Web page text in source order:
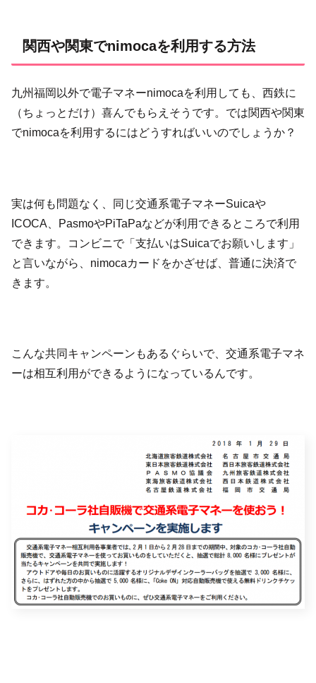
関西や関東でnimocaを利用する方法
九州福岡以外で電子マネーnimocaを利用しても、西鉄に
（ちょっとだけ）喜んでもらえそうです。では関西や関東
でnimocaを利用するにはどうすればいいのでしょうか？
実は何も問題なく、同じ交通系電子マネーSuicaや
ICOCA、PasmoやPiTaPaなどが利用できるところで利用
できます。コンビニで「支払いはSuicaでお願いします」
と言いながら、nimocaカードをかざせば、普通に決済で
きます。
こんな共同キャンペーンもあるぐらいで、交通系電子マネ
ーは相互利用ができるようになっているんです。